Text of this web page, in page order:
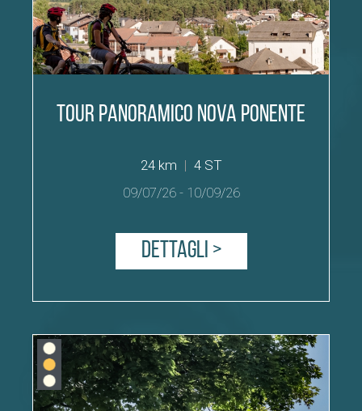
Tour panoramico Nova Ponente
24 km | 4 ST
09/07/26- 10/09/26
Dettagli >